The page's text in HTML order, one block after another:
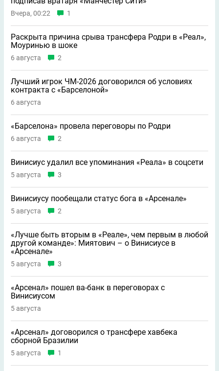
Вчера, 00:22 1
Раскрыта причина срыва трансфера Родри в «Реал»,
Моуринью в шоке
6 августа 2
Лучший игрок ЧМ-2026 договорился об условиях
контракта с «Барселоной»
6 августа
«Барселона» провела переговоры по Родри
6 августа 2
Винисиус удалил все упоминания «Реала» в соцсети
5 августа 3
Винисиусу пообещали статус бога в «Арсенале»
5 августа 2
«Лучше быть вторым в «Реале», чем первым в любой
другой команде»: Миятович – о Винисиусе в
«Арсенале»
5 августа 3
«Арсенал» пошел ва-банк в переговорах с
Винисиусом
5 августа
«Арсенал» договорился о трансфере хавбека
сборной Бразилии
5 августа 1